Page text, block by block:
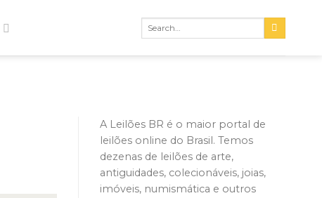
A Leilões BR é o maior portal de
leilões online do Brasil. Temos
dezenas de leilões de arte,
antiguidades, colecionáveis, joias,
imóveis, numismática e outros